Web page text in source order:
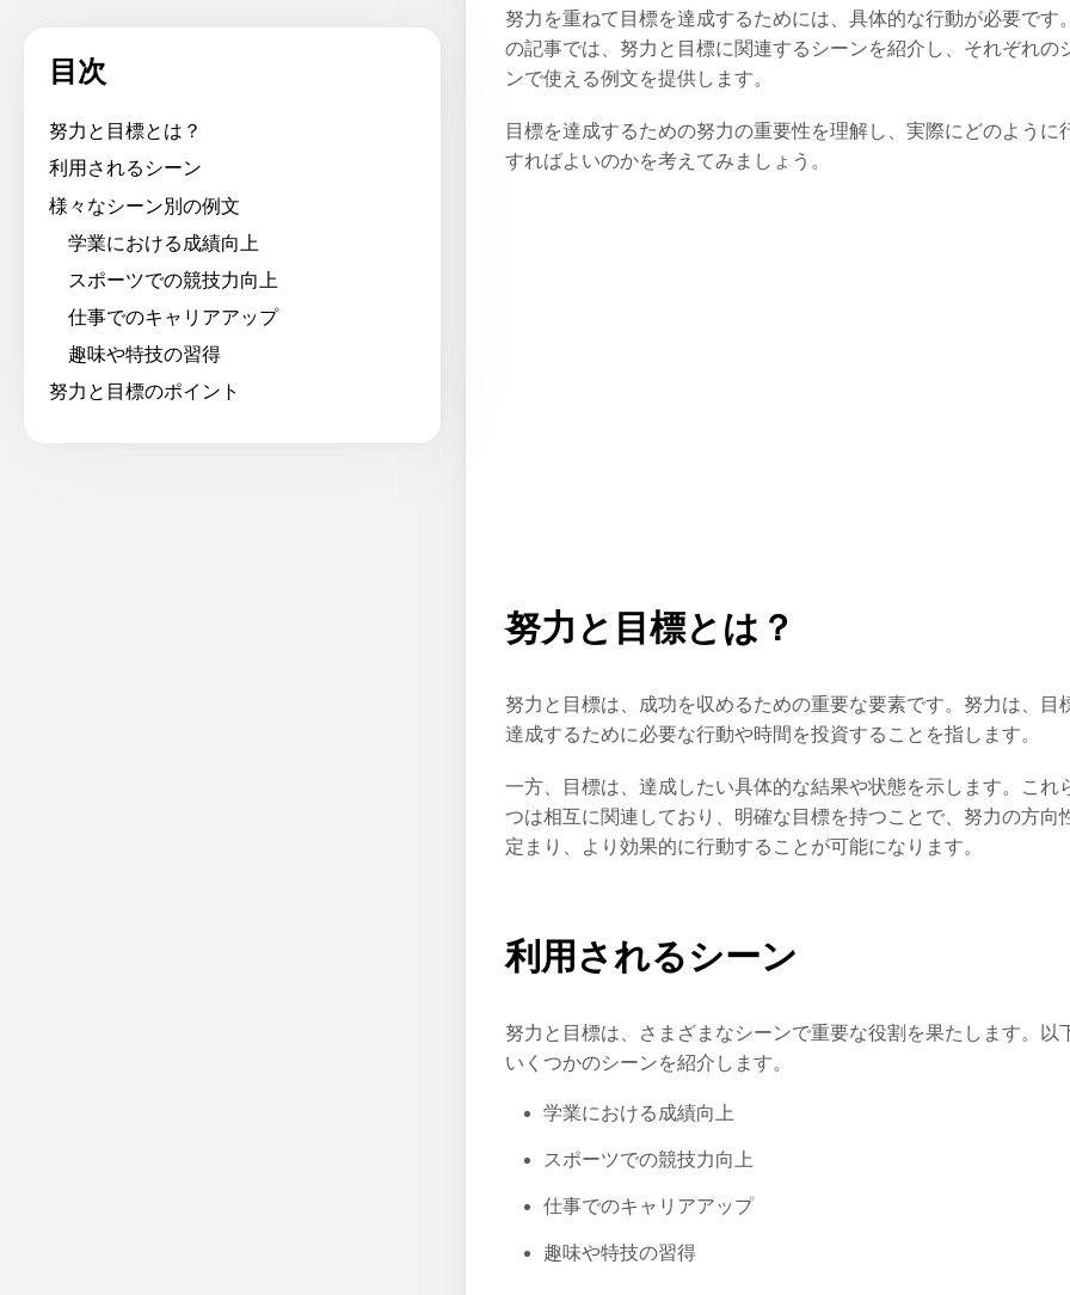
目次
努力と目標とは？
利用されるシーン
様々なシーン別の例文
学業における成績向上
スポーツでの競技力向上
仕事でのキャリアアップ
趣味や特技の習得
努力と目標のポイント
努力を重ねて目標を達成するためには、具体的な行動が必要です
の記事では、努力と目標に関連するシーンを紹介し、それぞれの
ンで使える例文を提供します。
目標を達成するための努力の重要性を理解し、実際にどのように
すればよいのかを考えてみましょう。
努力と目標とは？
努力と目標は、成功を収めるための重要な要素です。努力は、目
達成するために必要な行動や時間を投資することを指します。
一方、目標は、達成したい具体的な結果や状態を示します。これ
つは相互に関連しており、明確な目標を持つことで、努力の方向
定まり、より効果的に行動することが可能になります。
利用されるシーン
努力と目標は、さまざまなシーンで重要な役割を果たします。以
いくつかのシーンを紹介します。
学業における成績向上
スポーツでの競技力向上
仕事でのキャリアアップ
趣味や特技の習得